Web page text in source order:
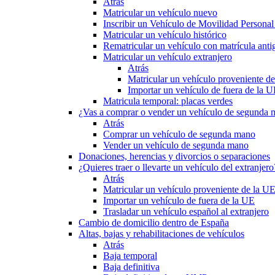
Matricular un vehículo nuevo
Inscribir un Vehículo de Movilidad
Matricular un vehículo histórico
Rematricular un vehículo con matrícula
Matricular un vehículo extranjero
Atrás
Matricular un vehículo proveniente
Importar un vehículo de fuera de la
Matricula temporal: placas verdes
¿Vas a comprar o vender un vehículo de segunda
Atrás
Comprar un vehículo de segunda mano
Vender un vehículo de segunda mano
Donaciones, herencias y divorcios o separaciones
¿Quieres traer o llevarte un vehículo del
Atrás
Matricular un vehículo proveniente de la UE
Importar un vehículo de fuera de la UE
Trasladar un vehículo español al extranjero
Cambio de domicilio dentro de España
Altas, bajas y rehabilitaciones de vehículos
Atrás
Baja temporal
Baja definitiva